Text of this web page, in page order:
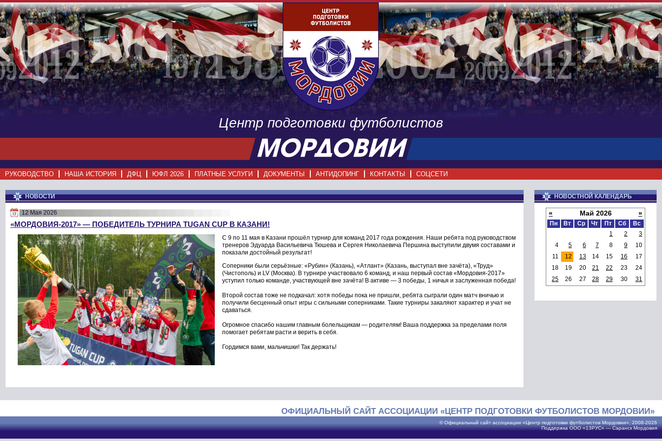
Центр подготовки футболистов
РУКОВОДСТВО НАША ИСТОРИЯ ДФЦ ЮФЛ 2026 ПЛАТНЫЕ УСЛУГИ ДОКУМЕНТЫ АНТИДОПИНГ КОНТАКТЫ СОЦСЕТИ
НОВОСТИ
12 Мая 2026
«МОРДОВИЯ-2017» — ПОБЕДИТЕЛЬ ТУРНИРА TUGAN CUP В КАЗАНИ!
С 9 по 11 мая в Казани прошёл турнир для команд 2017 года рождения. Наши ребята под руководством
тренеров Эдуарда Васильевича Тюшева и Сергея Николаевича Першина выступили двумя составами и
показали достойный результат!
Соперники были серьёзные: «Рубин» (Казань), «Атлант» (Казань, выступал вне зачёта), «Труд»
(Чистополь) и LV (Москва). В турнире участвовало 6 команд, и наш первый состав «Мордовия-2017»
уступил только команде, участвующей вне зачёта! В активе — 3 победы, 1 ничья и заслуженная победа!
Второй состав тоже не подкачал: хотя победы пока не пришли, ребята сыграли один матч вничью и
получили бесценный опыт игры с сильными соперниками. Такие турниры закаляют характер и учат не
сдаваться.
Огромное спасибо нашим главным болельщикам — родителям! Ваша поддержка за пределами поля
помогает ребятам расти и верить в себя.
Гордимся вами, мальчишки! Так держать!
НОВОСТНОЙ КАЛЕНДАРЬ
« »
Май 2026
Пн Вт Ср Чт Пт Сб
Вс
1
2
3
4
5 6 7 8 9
10
11
12 13 14 15 16
17
18
19 20 21 22 23
24
25
26 27 28 29 30 31
ОФИЦИАЛЬНЫЙ САЙТ АССОЦИАЦИИ «ЦЕНТР ПОДГОТОВКИ ФУТБОЛИСТОВ МОРДОВИИ»
© Официальный сайт ассоциации «Центр подготовки футболистов Мордовии», 2008-2026
Поддержка ООО «13РУС» —Саранск Мордовия